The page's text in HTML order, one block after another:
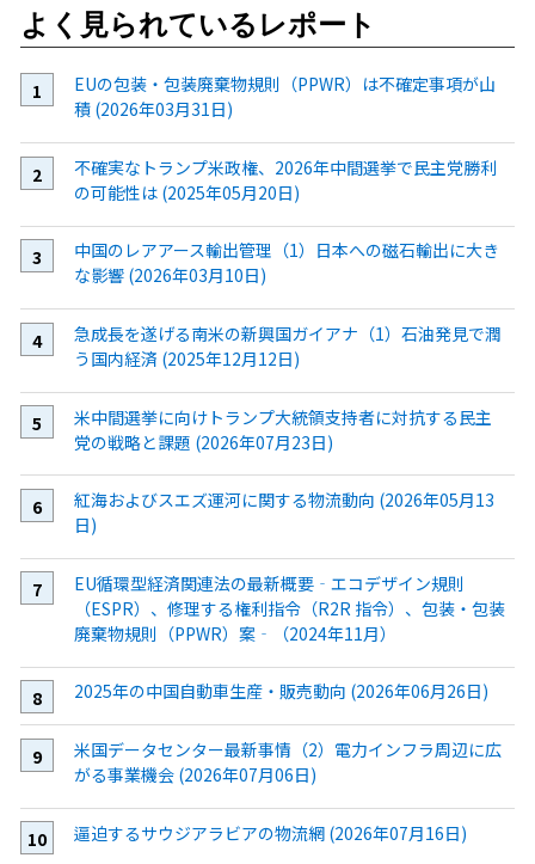
よく見られているレポート
EUの包装・包装廃棄物規則（PPWR）は不確定事項が山
積 (2026年03月31日)
不確実なトランプ米政権、2026年中間選挙で民主党勝利
の可能性は (2025年05月20日)
中国のレアアース輸出管理（1）日本への磁石輸出に大き
な影響 (2026年03月10日)
急成長を遂げる南米の新興国ガイアナ（1）石油発見で潤
う国内経済 (2025年12月12日)
米中間選挙に向けトランプ大統領支持者に対抗する民主
党の戦略と課題 (2026年07月23日)
紅海およびスエズ運河に関する物流動向 (2026年05月13
日)
EU循環型経済関連法の最新概要‐エコデザイン規則
（ESPR）、修理する権利指令（R2R 指令）、包装・包装
廃棄物規則（PPWR）案‐（2024年11月）
2025年の中国自動車生産・販売動向 (2026年06月26日)
米国データセンター最新事情（2）電力インフラ周辺に広
がる事業機会 (2026年07月06日)
逼迫するサウジアラビアの物流網 (2026年07月16日)